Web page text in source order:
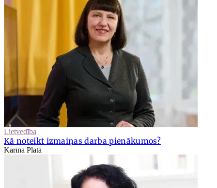
Lietvedība
Kā noteikt izmaiņas darba pienākumos?
Karīna Platā